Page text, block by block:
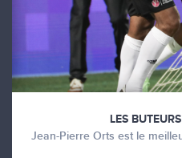
LES
Jean-Pierre Orts est le